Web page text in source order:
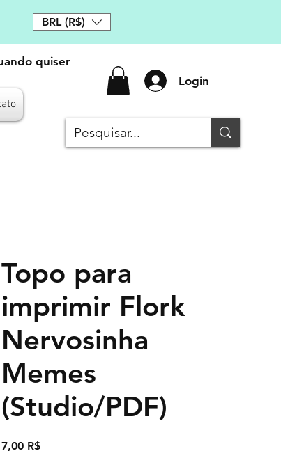
BRL (R$)
quiser
Login
Topo para
imprimir Flork
Nervosinha
Memes
(Studio/PDF)
7,00 R$Τιμή